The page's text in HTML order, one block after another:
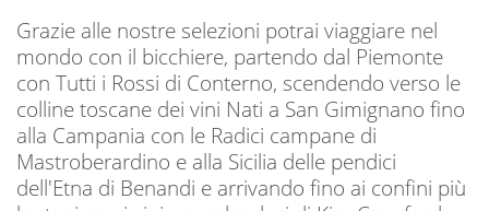
Grazie alle nostre selezioni potrai viaggiare nel
mondo con il bicchiere, partendo dal Piemonte
con Tutti i Rossi di Conterno, scendendo verso le
colline toscane dei vini Nati a San Gimignano fino
alla Campania con le Radici campane di
Mastroberardino e alla Sicilia delle pendici
dell'Etna di Benandi e arrivando fino ai confini più